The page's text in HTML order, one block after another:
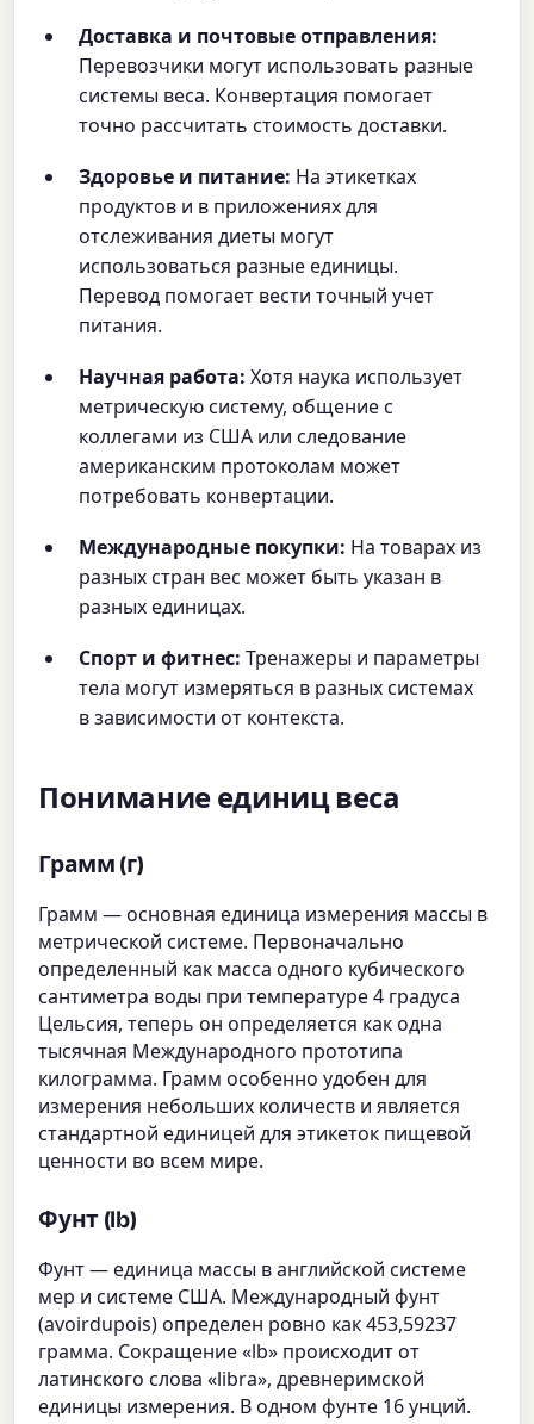
Доставка и почтовые отправления:
Перевозчики могут использовать разные
системы веса. Конвертация помогает
точно рассчитать стоимость доставки.
Здоровье и питание: На этикетках
продуктов и в приложениях для
отслеживания диеты могут
использоваться разные единицы.
Перевод помогает вести точный учет
питания.
Научная работа: Хотя наука использует
метрическую систему, общение с
коллегами из США или следование
американским протоколам может
потребовать конвертации.
Международные покупки: На товарах из
разных стран вес может быть указан в
разных единицах.
Спорт и фитнес: Тренажеры и параметры
тела могут измеряться в разных системах
в зависимости от контекста.
Понимание единиц веса
Грамм (г)
Грамм — основная единица измерения массы в
метрической системе. Первоначально
определенный как масса одного кубического
сантиметра воды при температуре 4 градуса
Цельсия, теперь он определяется как одна
тысячная Международного прототипа
килограмма. Грамм особенно удобен для
измерения небольших количеств и является
стандартной единицей для этикеток пищевой
ценности во всем мире.
Фунт (lb)
Фунт — единица массы в английской системе
мер и системе США. Международный фунт
(avoirdupois) определен ровно как 453,59237
грамма. Сокращение «lb» происходит от
латинского слова «libra», древнеримской
единицы измерения. В одном фунте 16 унций.